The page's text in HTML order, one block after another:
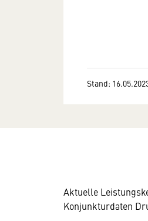
Stand:
Aktuelle
Konjunkturdaten